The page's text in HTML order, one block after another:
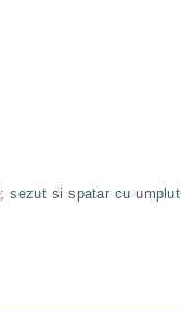
si spatar cu